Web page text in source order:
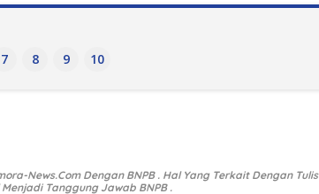
7 8 9 10
News.Com Dengan BNPB . Hal Yang Terkait Dengan
Tanggung Jawab BNPB .